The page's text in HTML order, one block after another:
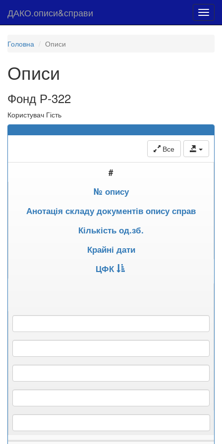
ДАКО.описи&справи
Головна Описи
Описи
Фонд Р-322
Користувач Гість
Все
#
№ опису
Анотація складу документів опису справ
Кількість од.зб.
Крайні дати
ЦФК